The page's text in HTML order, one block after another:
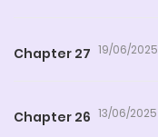
Chapter 27 19/06/2025
Chapter 26 13/06/2025